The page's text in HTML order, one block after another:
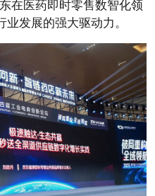
在医药即时零售数智化领
发展的强大驱动力。